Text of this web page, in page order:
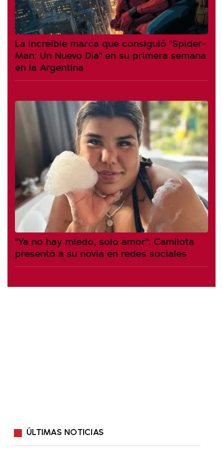
La increíble marca que consiguió "Spider-
Man: Un Nuevo Día" en su primera semana
en la Argentina
"Ya no hay miedo, solo amor": Camilota
presentó a su novia en redes sociales
ÚLTIMAS NOTICIAS